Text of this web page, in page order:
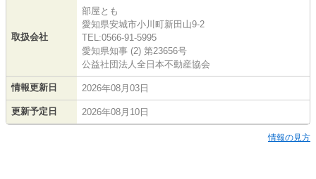
取扱会社
部屋とも
愛知県安城市小川町新田山9-2
TEL:0566-91-5995
愛知県知事 (2) 第23656号
公益社団法人全日本不動産協会
情報更新日 2026年08月03日
更新予定日 2026年08月10日
情報の見方